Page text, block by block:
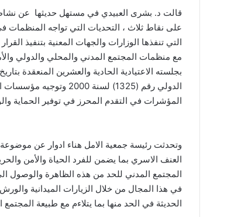
قالت د. بشرى العبيدي في مستهل حديثها عن نشاط
التي تنفذها الوزارات والجهات المعنية بتنفيذ
مع منظمات المجتمع المدني والمحلي والدولي
الدولي رقم (1325)
المؤشرات في التقدم المحرز في توفير الحماية
وتحدثت رئيسة جمعية الامل هناء ادوار عن
العنف الاسري بما يضمن للفرد الحياة والأمن
المجتمع المدني للحد من هذه الظاهرة والوصول
في هذا المجال من خلال الزيارات الميدانية
الحديثة في الحد منها بما يتلاءم مع طبيعة المجتمع